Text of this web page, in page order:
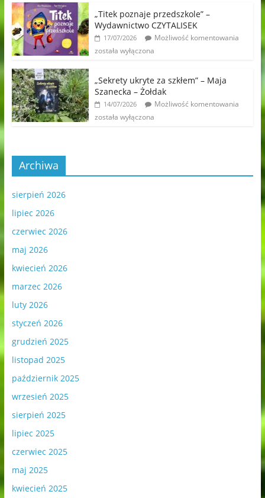
„Titek poznaje przedszkole” –
Wydawnictwo CZYTALISEK
17/07/2026
Możliwość komentowania
została wyłączona
„Sekrety ukryte za szkłem” – Maja
Szanecka – Żołdak
14/07/2026
Możliwość komentowania
została wyłączona
Archiwa
sierpień 2026
lipiec 2026
czerwiec 2026
maj 2026
kwiecień 2026
marzec 2026
luty 2026
styczeń 2026
grudzień 2025
listopad 2025
październik 2025
wrzesień 2025
sierpień 2025
lipiec 2025
czerwiec 2025
maj 2025
kwiecień 2025